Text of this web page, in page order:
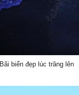
Bãi biển đẹp lúc trăng lên